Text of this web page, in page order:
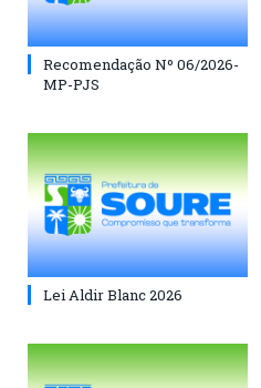
Recomendação Nº 06/2026-
MP-PJS
Lei Aldir Blanc 2026